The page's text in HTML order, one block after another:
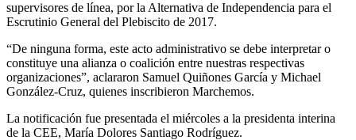
supervisores de línea, por la Alternativa de Independencia para el
Escrutinio General del Plebiscito de 2017.
“De ninguna forma, este acto administrativo se debe interpretar o
constituye una alianza o coalición entre nuestras respectivas
organizaciones”, aclararon Samuel Quiñones García y Michael
González-Cruz, quienes inscribieron Marchemos.
La notificación fue presentada el miércoles a la presidenta interina
de la CEE, María Dolores Santiago Rodríguez.